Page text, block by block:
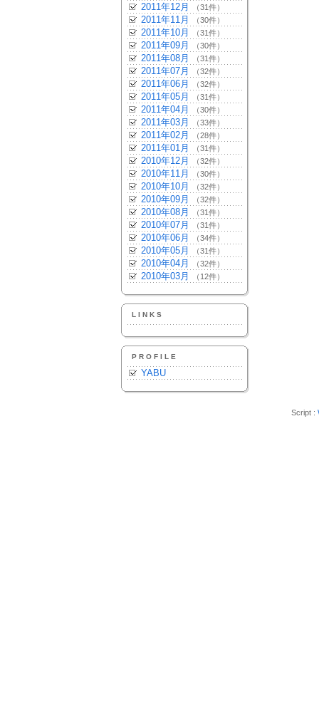
2011年12月 （31件）
2011年11月 （30件）
2011年10月 （31件）
2011年09月 （30件）
2011年08月 （31件）
2011年07月 （32件）
2011年06月 （32件）
2011年05月 （31件）
2011年04月 （30件）
2011年03月 （33件）
2011年02月 （28件）
2011年01月 （31件）
2010年12月 （32件）
2010年11月 （30件）
2010年10月 （32件）
2010年09月 （32件）
2010年08月 （31件）
2010年07月 （31件）
2010年06月 （34件）
2010年05月 （31件）
2010年04月 （32件）
2010年03月 （12件）
LINKS
PROFILE
YABU
Script :